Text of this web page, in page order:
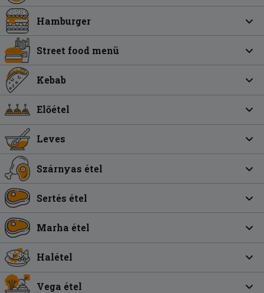
Hamburger
Street food menü
Kebab
Előétel
Leves
Szárnyas étel
Sertés étel
Marha étel
Halétel
Vega étel